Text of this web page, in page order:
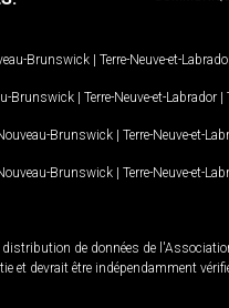
Brunswick | Terre-Neuve-et-
Brunswick | Terre-Neuve-et-Labrador |
Brunswick | Terre-Neuve-et-
Brunswick | Terre-Neuve-et-
distribution de données de
devrait être indépendamment